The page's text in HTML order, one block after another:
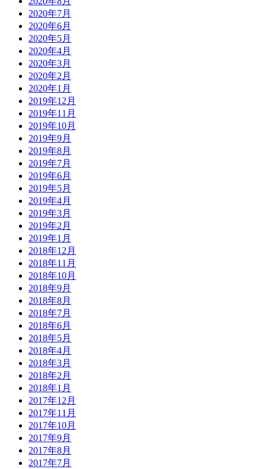
2020年7月
2020年6月
2020年5月
2020年4月
2020年3月
2020年2月
2020年1月
2019年12月
2019年11月
2019年10月
2019年9月
2019年8月
2019年7月
2019年6月
2019年5月
2019年4月
2019年3月
2019年2月
2019年1月
2018年12月
2018年11月
2018年10月
2018年9月
2018年8月
2018年7月
2018年6月
2018年5月
2018年4月
2018年3月
2018年2月
2018年1月
2017年12月
2017年11月
2017年10月
2017年9月
2017年8月
2017年7月